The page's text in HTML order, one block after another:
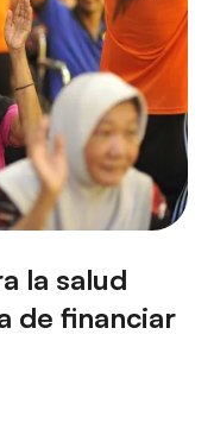
la salud
de financiar